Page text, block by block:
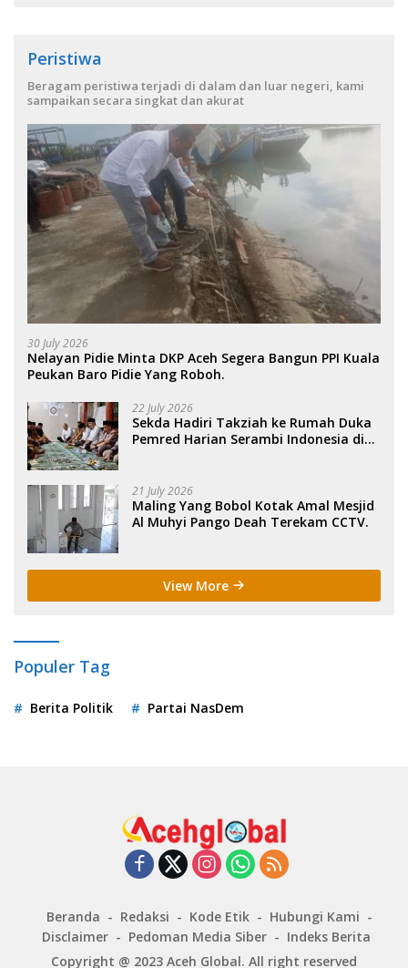
Peristiwa
Beragam peristiwa terjadi di dalam dan luar negeri, kami
sampaikan secara singkat dan akurat
30 July 2026
Nelayan Pidie Minta DKP Aceh Segera Bangun PPI Kuala
Peukan Baro Pidie Yang Roboh.
22 July 2026
Sekda Hadiri Takziah ke Rumah Duka
Pemred Harian Serambi Indonesia di
21 July 2026
Maling Yang Bobol Kotak Amal Mesjid
Al Muhyi Pango Deah Terekam CCTV.
View More
Populer Tag
Berita Politik Partai NasDem
Beranda Redaksi Kode Etik
Hubungi Kami
Disclaimer
Pedoman Media Siber
Indeks Berita
Copyright @ 2023 Aceh Global. All right reserved